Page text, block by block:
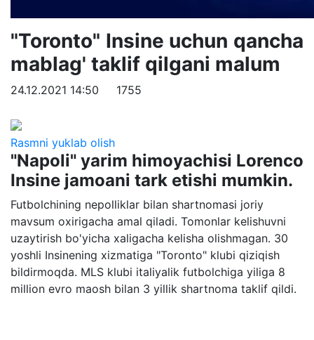
"Toronto" Insine uchun qancha
mablag' taklif qilgani malum
24.12.2021 14:50 1755
Rasmni yuklab olish
"Napoli" yarim himoyachisi Lorenco
Insine jamoani tark etishi mumkin.
Futbolchining nepolliklar bilan shartnomasi joriy
mavsum oxirigacha amal qiladi. Tomonlar kelishuvni
uzaytirish bo'yicha xaligacha kelisha olishmagan. 30
yoshli Insinening xizmatiga "Toronto" klubi qiziqish
bildirmoqda. MLS klubi italiyalik futbolchiga yiliga 8
million evro maosh bilan 3 yillik shartnoma taklif qildi.